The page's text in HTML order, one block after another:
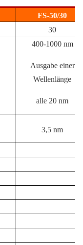
FS-50/30
30
400-1000 nm
Ausgabe einer
Wellenlänge
alle 20 nm
3,5 nm